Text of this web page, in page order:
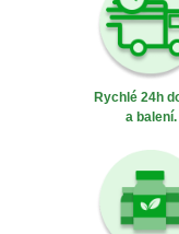
Rychlé 24h
a balení.